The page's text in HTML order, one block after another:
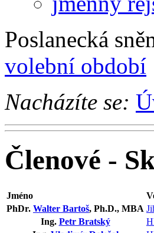
Poslanecká
volební období
Nacházíte se:
Členové -
Jméno
PhDr. Walter Bartoš, Ph.D., MBA
Ing. Petr Bratský